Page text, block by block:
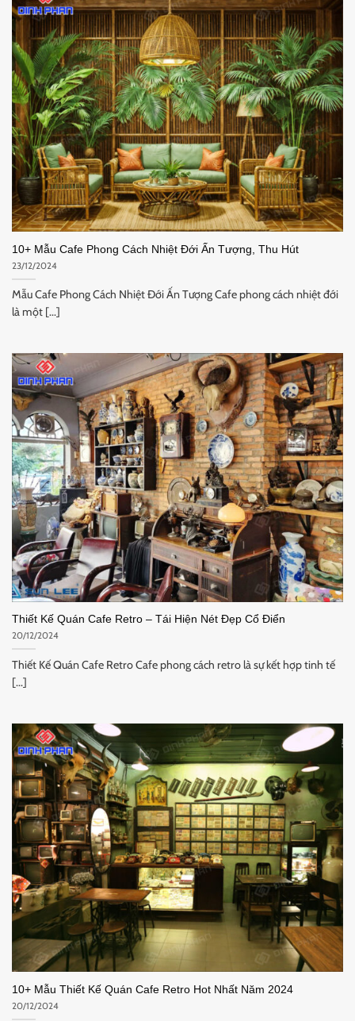
10+ Mẫu Cafe Phong Cách Nhiệt Đới Ấn Tượng, Thu Hút
23/12/2024
Mẫu Cafe Phong Cách Nhiệt Đới Ấn Tượng Cafe phong cách nhiệt đới
là một [...]
Thiết Kế Quán Cafe Retro – Tái Hiện Nét Đẹp Cổ Điển
20/12/2024
Thiết Kế Quán Cafe Retro Cafe phong cách retro là sự kết hợp tinh tế
[...]
10+ Mẫu Thiết Kế Quán Cafe Retro Hot Nhất Năm 2024
20/12/2024